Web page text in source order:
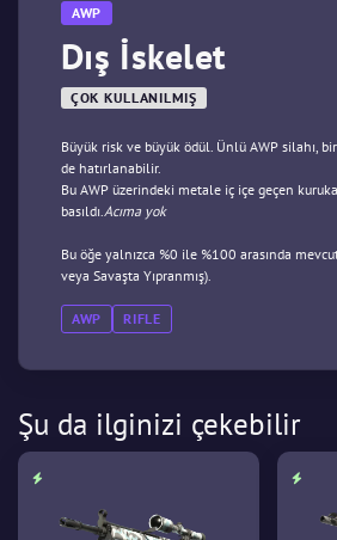
AWP
Dış İskelet
ÇOK KULLANILMIŞ
Büyük risk ve büyük ödül. Ünlü AWP silahı,
de hatırlanabilir.
Bu AWP üzerindeki metale iç içe geçen
basıldı.Acıma yok
Bu öğe yalnızca %0 ile %100 arasında
veya Savaşta Yıpranmış).
AWP RIFLE
Şu da ilginizi çekebilir